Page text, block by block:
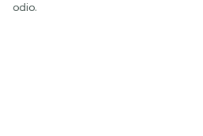
odio.